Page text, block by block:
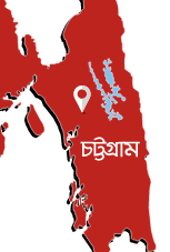
৮ আগস্ট, ২০২৬
হোক জীবন দেখার
৭ আগস্ট, ২০২৬
উচ্চপদস্থ কর্মকর্তা
৬ আগস্ট, ২০২৬
জাদুঘর
৬ আগস্ট, ২০২৬